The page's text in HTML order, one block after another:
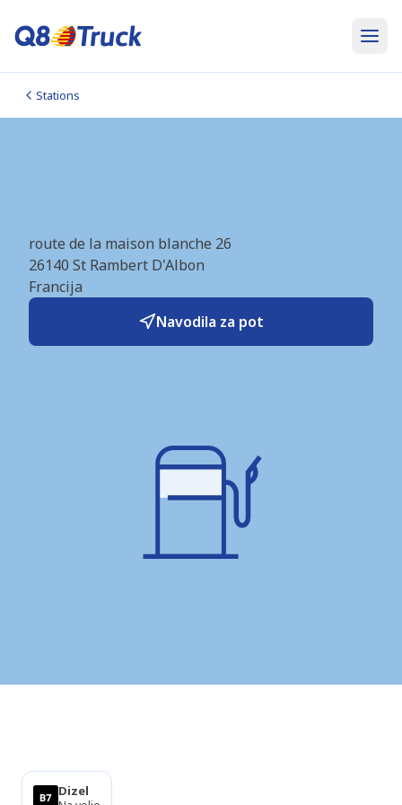
Stations
route de la maison blanche 26
26140 St Rambert D'Albon
Francija
Navodila za pot
Dizel